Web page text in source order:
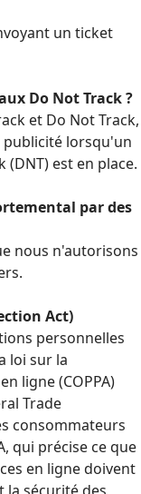
un ticket
Do Not Track ?
et Do Not Track,
publicité lorsqu'un
est en place.
par des
nous n'autorisons
Act)
personnelles
loi sur la
ligne (COPPA)
Trade
consommateurs
qui précise ce que
en ligne doivent